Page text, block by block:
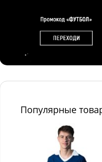
Популярные